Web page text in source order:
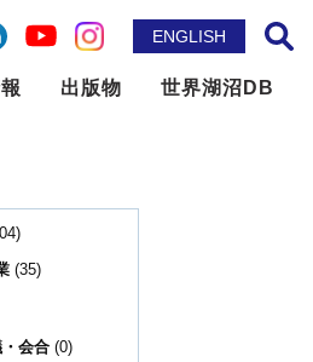
ENGLISH
サイト内検索
出版物
レター
世界湖沼DB
(35)
会合 (0)